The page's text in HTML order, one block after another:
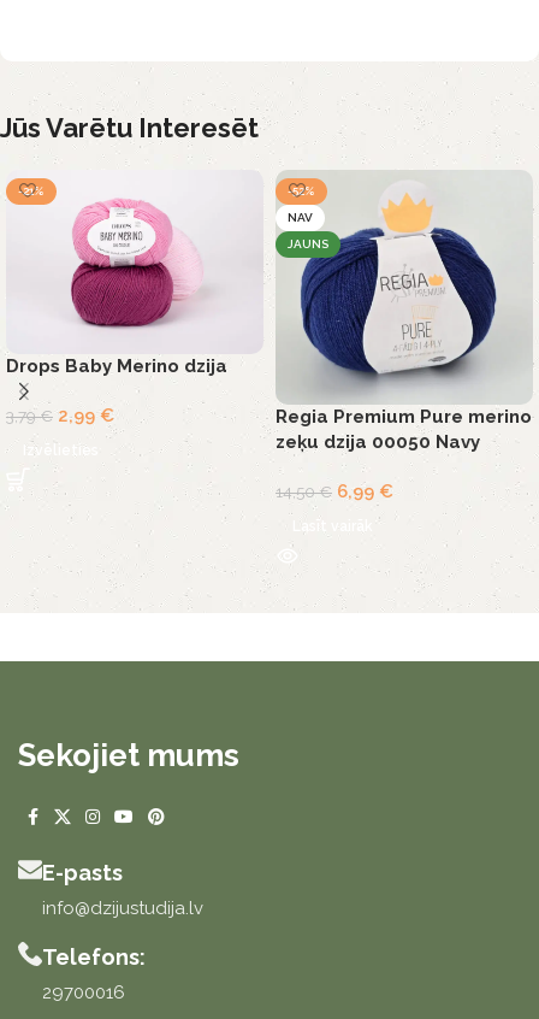
Jūs Varētu Interesēt
-21%
Drops Baby Merino dzija
3,79€ 2,99 €
Izvēlieties
-52%
NAV
JAUNS
Regia Premium Pure merino
zeķu dzija 00050 Navy
14,50€ 6,99 €
Lasīt vairāk
Sekojiet mums
E-pasts
info@dzijustudija.lv
Telefons:
29700016